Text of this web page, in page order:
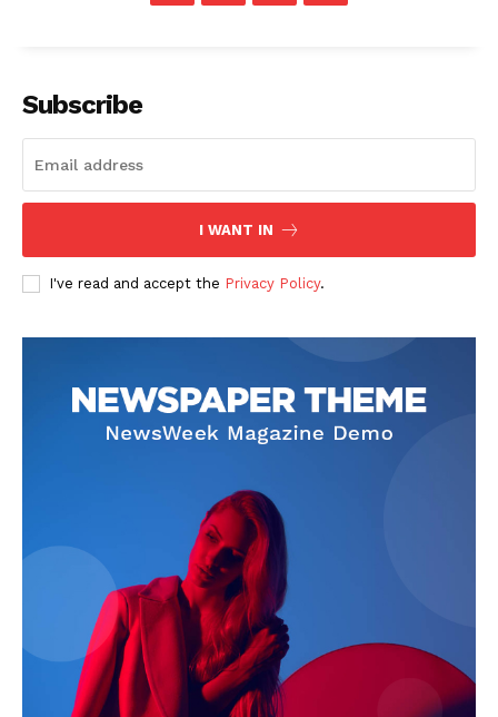
Subscribe
I WANT IN
I've read and accept the Privacy Policy.